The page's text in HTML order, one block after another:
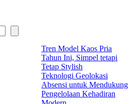
Tren Model Kaos Pria
Tahun Ini, Simpel tetapi
Tetap Stylish
Teknologi Geolokasi
Absensi untuk Mendukung
Pengelolaan Kehadiran